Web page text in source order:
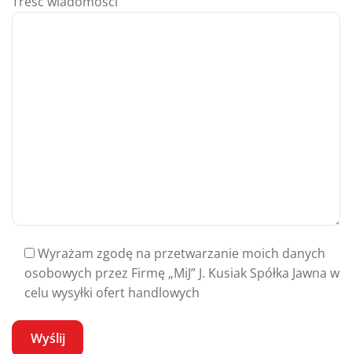
Wyrażam zgodę na przetwarzanie moich danych
osobowych przez Firmę „MiJ” J. Kusiak Spółka Jawna w
celu wysyłki ofert handlowych